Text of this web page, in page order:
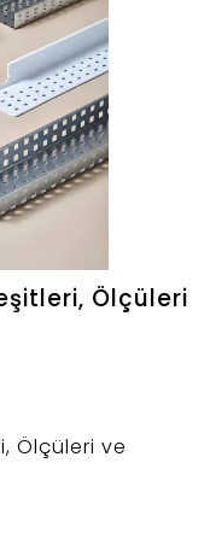
Ölçüleri
Ölçüleri ve